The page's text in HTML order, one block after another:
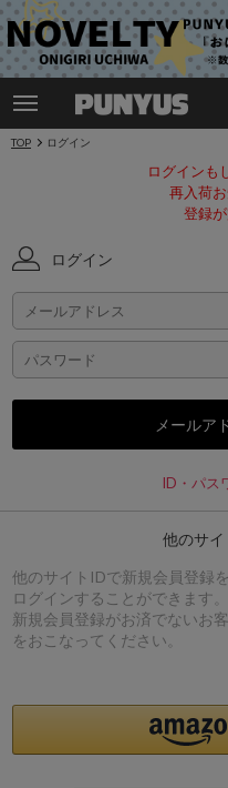
TOP ログイン
ログインも
再入荷
登録が
ログイン
ID・パス
他のサ
他のサイトIDで新規会員登録
ログインすることができます。
新規会員登録がお済でないお
をおこなってください。